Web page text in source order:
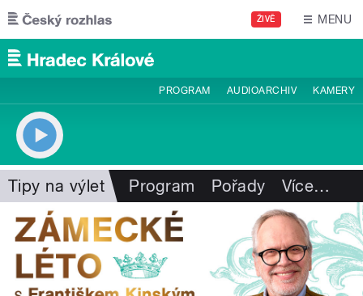
Přejít k hlavnímu obsahu
ŽIVĚ MENU
PROGRAM AUDIOARCHIV KAMERY
Tipy na výlet Program Pořady Více…